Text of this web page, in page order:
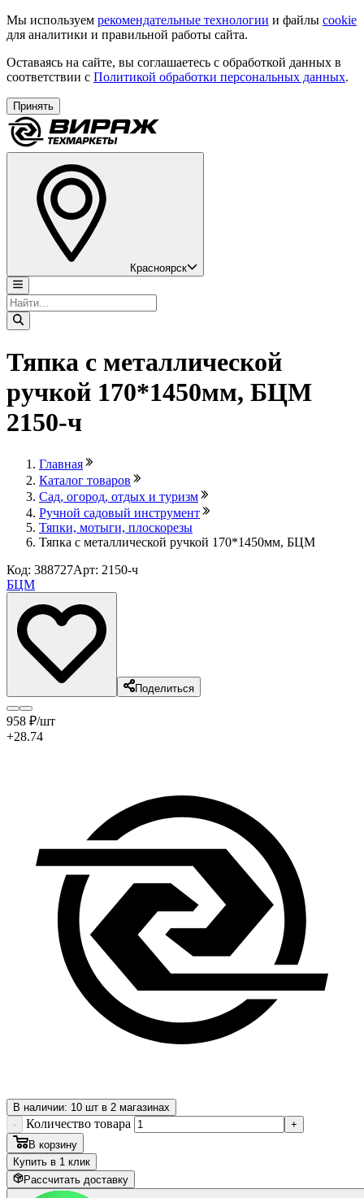
Мы используем рекомендательные технологии и файлы cookie
для аналитики и правильной работы сайта.
Оставаясь на сайте, вы соглашаетесь с обработкой данных в
соответствии с Политикой обработки персональных данных.
Принять
Красноярск
Тяпка с металлической
ручкой 170*1450мм, БЦМ
2150-ч
Главная
Каталог товаров
Сад, огород, отдых и туризм
Ручной садовый инструмент
Тяпки, мотыги, плоскорезы
Тяпка с металлической ручкой 170*1450мм, БЦМ
Код: 388727Арт: 2150-ч
БЦМ
Поделиться
958 ₽/шт
+28.74
В наличии: 10 шт в 2 магазинах
-
Количество товара
+
В корзину
Купить в 1 клик
Рассчитать доставку